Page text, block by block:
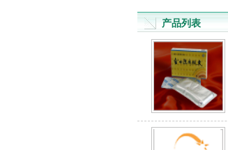
产品列表